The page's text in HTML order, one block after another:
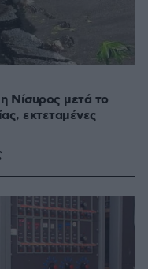
Νίσυρος μετά το
εκτεταμένες